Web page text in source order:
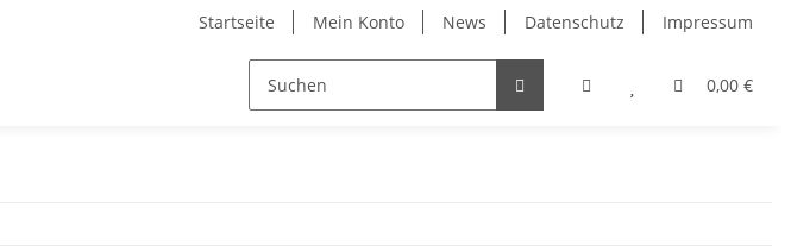
Startseite Mein Konto News Datenschutz Impressum
0,00 €